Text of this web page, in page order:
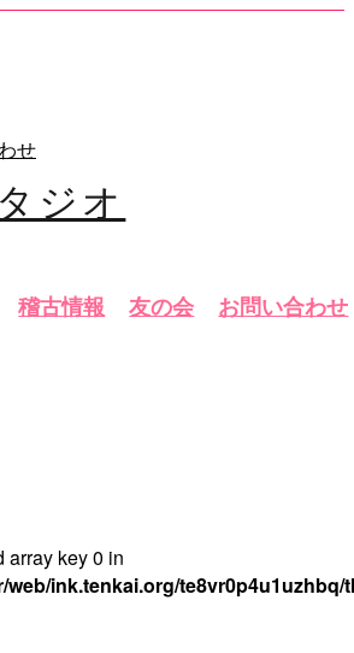
せ
ジオ
稽古情報 友の会 お問い合わせ
array key 0 in
web/ink.tenkai.org/